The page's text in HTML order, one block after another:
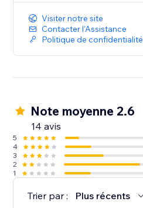
Visiter notre site
Contacter l'Assistance
Politique de confidentialité
Note moyenne 2.6
14 avis
5
4
3
2
1
Trier par : Plus récents